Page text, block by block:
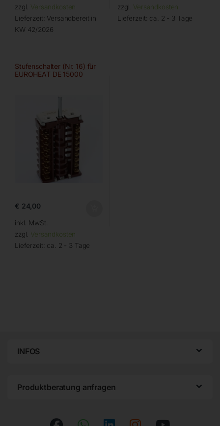
zzgl. Versandkosten
Lieferzeit: Versandbereit in
KW 42/2026
zzgl. Versandkosten
Lieferzeit: ca. 2 - 3 Tage
Stufenschalter (Nr. 16) für
EUROHEAT DE 15000
€ 24,00
inkl. MwSt.
zzgl. Versandkosten
Lieferzeit: ca. 2 - 3 Tage
INFOS
Produktberatung anfragen